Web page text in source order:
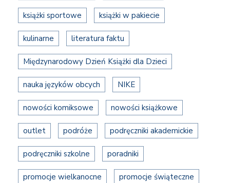
książki sportowe książki w pakiecie
kulinarne literatura faktu
Międzynarodowy Dzień Książki dla Dzieci
nauka języków obcych NIKE
nowości komiksowe nowości książkowe
outlet podróże podręczniki akademickie
podręczniki szkolne poradniki
promocje wielkanocne promocje świąteczne